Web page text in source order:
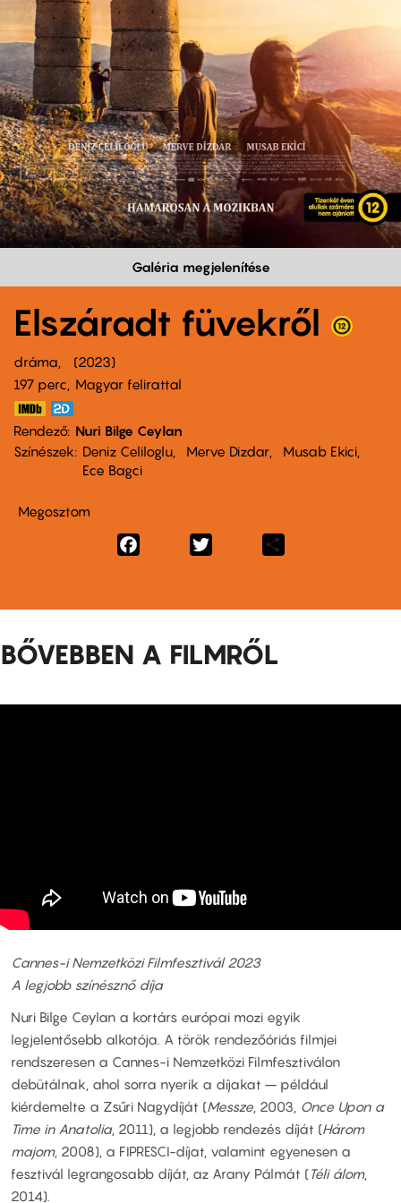
Galéria megjelenítése
Elszáradt füvekről
dráma
2023
197 perc,
Magyar felirattal
Rendező Nuri Bilge Ceylan
Színészek
Deniz Celiloglu Merve Dizdar
Musab Ekici
Ece Bagci
Megosztom
Facebook
BŐVEBBEN A FILMRŐL
Cannes-i Nemzetközi Filmfesztivál 2023
A legjobb színésznő díja
Nuri Bilge Ceylan a kortárs európai mozi egyik
legjelentősebb alkotója. A török rendezőóriás filmjei
rendszeresen a Cannes-i Nemzetközi Filmfesztiválon
debütálnak, ahol sorra nyerik a díjakat – például
kiérdemelte a Zsűri Nagydíját (Messze , 2003, Once Upon a
Time in Anatolia, 2011), a legjobb rendezés díját (Három
majom, 2008), a FIPRESCI-díjat, valamint egyenesen a
fesztivál legrangosabb díját, az Arany Pálmát (Téli álom,
2014).